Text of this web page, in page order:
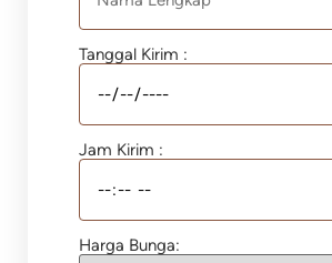
Tanggal Kirim :
Jam Kirim :
Harga Bunga: